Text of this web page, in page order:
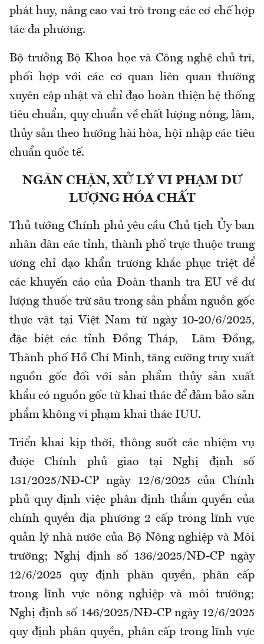
phát huy, nâng cao vai trò trong các cơ chế hợp
tác đa phương.
Bộ trưởng Bộ Khoa học và Công nghệ chủ trì,
phối hợp với các cơ quan liên quan thường
xuyên cập nhật và chỉ đạo hoàn thiện hệ thống
tiêu chuẩn, quy chuẩn về chất lượng nông, lâm,
thủy sản theo hướng hài hòa, hội nhập các tiêu
chuẩn quốc tế.
NGĂN CHẶN, XỬ LÝ VI PHẠM DƯ
LƯỢNG HÓA CHẤT
Thủ tướng Chính phủ yêu cầu Chủ tịch Ủy ban
nhân dân các tỉnh, thành phố trực thuộc trung
ương chỉ đạo khẩn trương khắc phục triệt để
các khuyến cáo của Đoàn thanh tra EU về dư
lượng thuốc trừ sâu trong sản phẩm nguồn gốc
thực vật tại Việt Nam từ ngày 10-20/6/2025,
đặc biệt các tỉnh Đồng Tháp, Lâm Đồng,
Thành phố Hồ Chí Minh, tăng cường truy xuất
nguồn gốc đối với sản phẩm thủy sản xuất
khẩu có nguồn gốc từ khai thác để đảm bảo sản
phẩm không vi phạm khai thác IUU.
Triển khai kịp thời, thông suốt các nhiệm vụ
được Chính phủ giao tại Nghị định số
131/2025/NĐ-CP ngày 12/6/2025 của Chính
phủ quy định việc phân định thẩm quyền của
chính quyền địa phương 2 cấp trong lĩnh vực
quản lý nhà nước của Bộ Nông nghiệp và Môi
trường; Nghị định số 136/2025/NĐ-CP ngày
12/6/2025 quy định phân quyền, phân cấp
trong lĩnh vực nông nghiệp và môi trường;
Nghị định số 146/2025/NĐ-CP ngày 12/6/2025
quy định phân quyền, phân cấp trong lĩnh vực